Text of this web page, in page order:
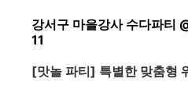
강서구 마을강사 수다파티
11
[맛놀 파티] 특별한 맞춤형